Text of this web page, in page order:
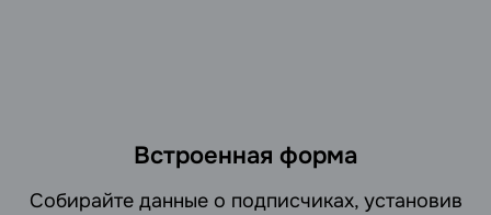
Встроенная форма
Cобирайте данные о подписчиках, установив